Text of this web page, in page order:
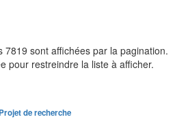
sont affichées par la pagination.
pour restreindre la liste à afficher.
de recherche